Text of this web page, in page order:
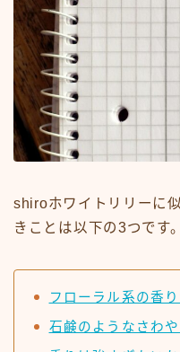
shiroホワイトリリーに
きことは以下の3つです。
フローラル系の香り
石鹸のようなさわ